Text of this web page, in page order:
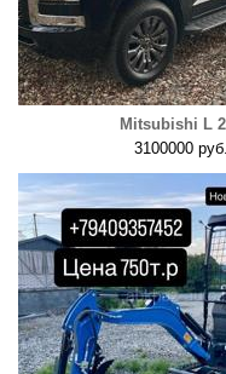
Mitsubishi L
3100000 руб.